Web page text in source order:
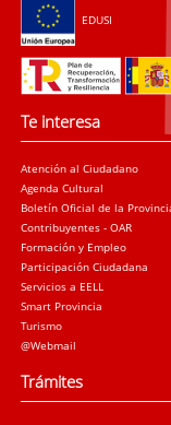
EDUSI
Te interesa
Atención al Ciudadano
Agenda Cultural
Boletín Oficial de la
Contribuyentes - OAR
Formación y Empleo
Participación Ciudadana
Servicios a EELL
Smart Provincia
Turismo
@Webmail
Trámites